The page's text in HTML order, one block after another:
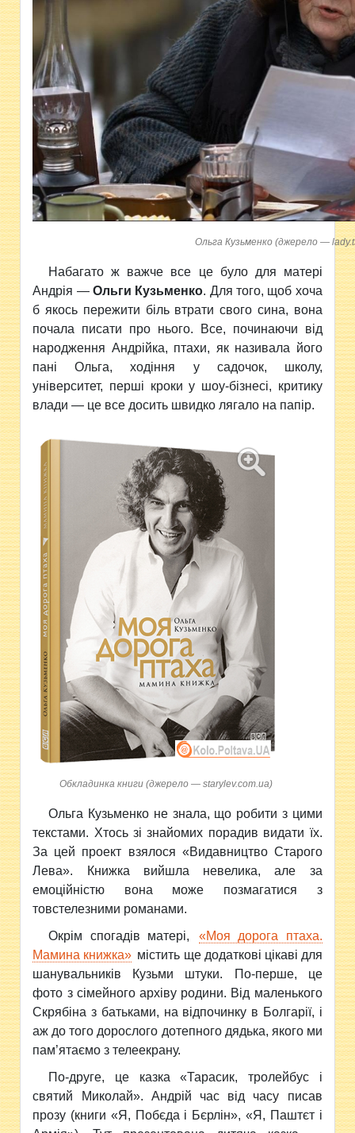
Ольга Кузьменко (джерело —
Набагато ж важче все це було для матері
Андрія —Ольги Кузьменко. Для того, щоб хоча
б якось пережити біль втрати свого сина, вона
почала писати про нього. Все, починаючи від
народження Андрійка, птахи, як називала його
пані Ольга, ходіння у садочок, школу,
університет, перші кроки у шоу-бізнесі, критику
влади — це все досить швидко лягало на папір.
Обкладинка книги (джерело — starylev.com.ua)
Ольга Кузьменко не знала, що робити з цими
текстами. Хтось зі знайомих порадив видати їх.
За цей проект взялося «Видавництво Старого
Лева». Книжка вийшла невелика, але за
емоційністю вона може позмагатися з
товстелезними романами.
Окрім спогадів матері,
«Моя дорога птаха.
Мамина книжка» містить ще додаткові цікаві для
шанувальників Кузьми штуки. По-перше, це
фото з сімейного архіву родини. Від маленького
Скрябіна з батьками, на відпочинку в Болгарії, і
аж до того дорослого дотепного дядька, якого ми
пам’ятаємо з телеекрану.
По-друге, це казка «Тарасик, тролейбус і
святий Миколай». Андрій час від часу писав
прозу (книги «Я, Побєда і Бєрлін», «Я, Паштєт і